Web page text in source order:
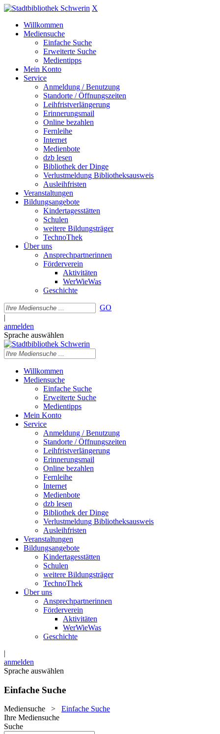
X
Willkommen
Mediensuche
Einfache Suche
Erweiterte Suche
Medientipps
Mein Konto
Service
Anmeldung / Benutzung
Standorte / Öffnungszeiten
Leihfristverlängerung
Erinnerungsmail
Online bezahlen
Fernleihe
Internet
Medienbote
dzb lesen
Bibliothek der Dinge
Verlustmeldung Bibliotheksausweis
Ausleihfristen
Veranstaltungen
Bildungsangebote
Kindertagesstätten
Schulen
weitere Bildungsträger
TechnoThek
Über uns
Ansprechpartnerinnen
Förderverein
Aktivitäten
WerWieWas
Geschichte
GO
|
anmelden
Sprache auswählen
Willkommen
Mediensuche
Einfache Suche
Erweiterte Suche
Medientipps
Mein Konto
Service
Anmeldung / Benutzung
Standorte / Öffnungszeiten
Leihfristverlängerung
Erinnerungsmail
Online bezahlen
Fernleihe
Internet
Medienbote
dzb lesen
Bibliothek der Dinge
Verlustmeldung Bibliotheksausweis
Ausleihfristen
Veranstaltungen
Bildungsangebote
Kindertagesstätten
Schulen
weitere Bildungsträger
TechnoThek
Über uns
Ansprechpartnerinnen
Förderverein
Aktivitäten
WerWieWas
Geschichte
|
anmelden
Sprache auswählen
Einfache Suche
Mediensuche > Einfache Suche
Ihre Mediensuche
Suche